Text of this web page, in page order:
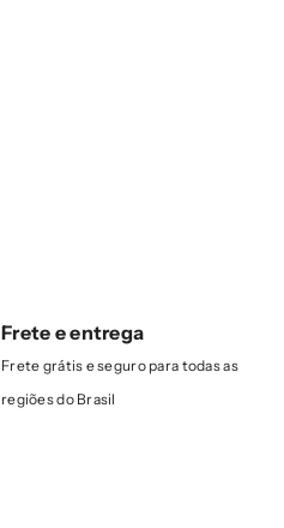
Frete e entrega
Frete grátis e seguro para todas as
regiões do Brasil